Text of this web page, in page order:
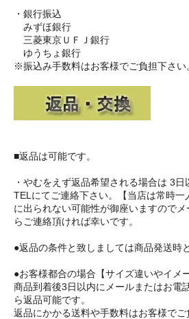
・銀行振込
みずほ銀行
三菱東京ＵＦＪ銀行
ゆうちょ銀行
※振込み手数料はお客様でご負担下さい
■返品は可能です。
・やむをえず返品希望される場合は 3
TELにてご連絡下さい。【当店は常時一
に出られない可能性が御座いますので
らご連絡頂ければ幸いです。
●返品の条件と致しましては商品発送時
●お客様都合の場合【サイズ違いやイメ
商品到着後3日以内にメールまたはお電
ら返品可能です。
返品にかかる送料や手数料はお客様でご